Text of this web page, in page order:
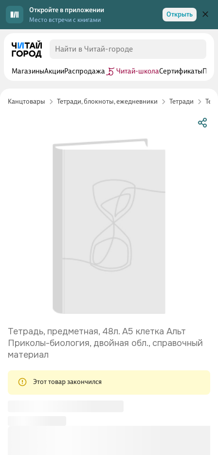
Откройте в приложении
Место встречи с книгами
Открыть
МагазиныАкцииРаспродажа Читай-школаСертификаты
Канцтовары Тетради, блокноты, ежедневники Тетради
Тетрадь, предметная, 48л. А5 клетка Альт
Приколы-биология, двойная обл., справочный
материал
Этот товар закончился